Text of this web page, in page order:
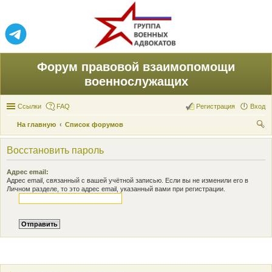
Форум правовой взаимопомощи
военнослужащих
Ссылки FAQ Вход
Регистрация
На главную
Список форумов
ои
Восстановить пароль
Адрес email:
Адрес email, связанный с вашей учётной записью. Если вы не изменили его в
Личном разделе, то это адрес email, указанный вами при регистрации.